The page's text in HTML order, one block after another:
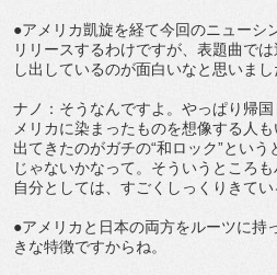
●アメリカ凱旋を経て今回のニューシ
リリースするわけですが、表題曲で
し出しているのが面白いなと思いまし
ナノ：そうなんですよ。やっぱり帰
メリカに染まったものを想像する人
出てきたのがガチの“和ロック”とい
じゃないかなって。そういうところ
自分としては、すごくしっくりきてい
●アメリカと日本の両方をルーツに持
きな特徴ですからね。